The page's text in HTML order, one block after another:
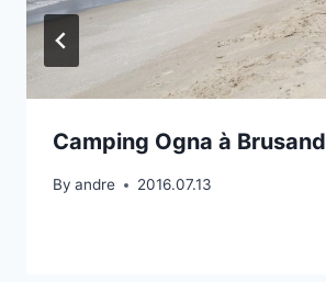
Camping Ogna à Brusand
By andre 2016.07.13